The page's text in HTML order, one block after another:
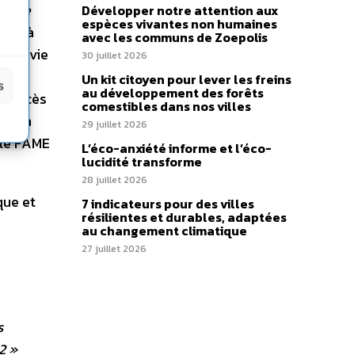
de
à
la vie
accès
la
FAME
et
»
Développer notre attention aux
espèces vivantes non humaines
avec les communs de Zoepolis
30 juillet 2026
Un kit citoyen pour lever les freins
au développement des forêts
comestibles dans nos villes
29 juillet 2026
L’éco-anxiété informe et l’éco-
lucidité transforme
28 juillet 2026
7 indicateurs pour des villes
résilientes et durables, adaptées
au changement climatique
27 juillet 2026